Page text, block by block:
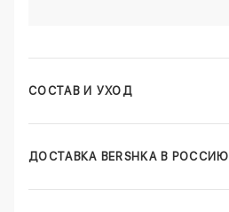
СОСТАВ И УХОД
ДОСТАВКА BERSHKA В РОССИЮ